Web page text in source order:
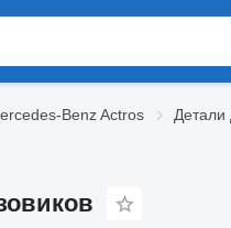
Benz Actros Детали